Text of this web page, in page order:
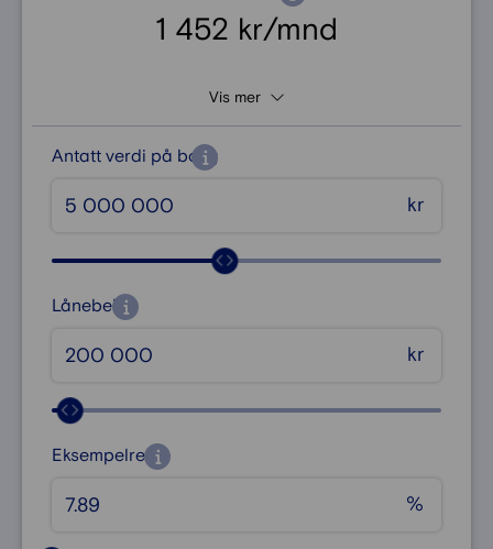
1 452 kr/mnd
Vis mer
Antatt verdi på bolig
kr
Lånebeløp
kr
Eksempelrente
%